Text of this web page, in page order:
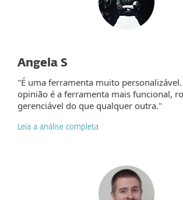
Angela S
"É uma ferramenta muito
opinião é a ferramenta mais funcional,
gerenciável do que qualquer outra."
Leia a análise completa